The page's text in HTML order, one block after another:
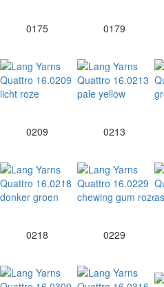
0175 0179
0209 0213
0218 0229